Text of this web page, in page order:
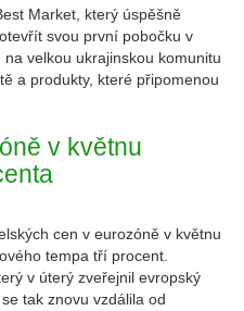
Market, který úspěšně
svou první pobočku v
velkou ukrajinskou komunitu
a produkty, které připomenou
v květnu
cen v eurozóně v květnu
tempa tří procent.
v úterý zveřejnil evropský
tak znovu vzdálila od